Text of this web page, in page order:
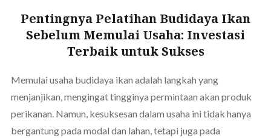
Pentingnya Pelatihan Budidaya Ikan
Sebelum Memulai Usaha: Investasi
Terbaik untuk Sukses
Memulai usaha budidaya ikan adalah langkah yang
menjanjikan, mengingat tingginya permintaan akan produk
perikanan. Namun, kesuksesan dalam usaha ini tidak hanya
bergantung pada modal dan lahan, tetapi juga pada